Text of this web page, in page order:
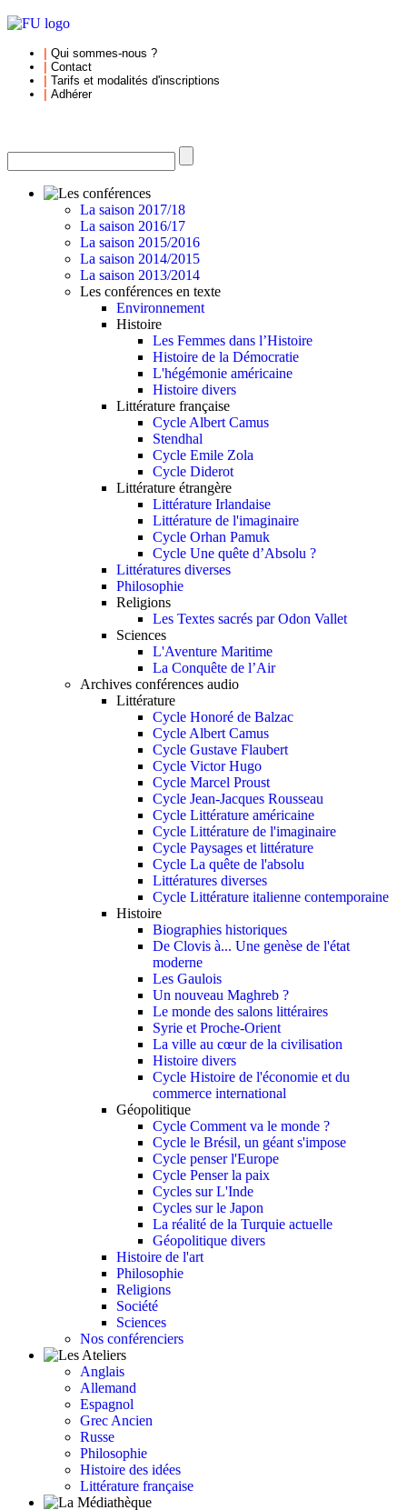
Qui sommes-nous ?
Contact
Tarifs et modalités d'inscriptions
Adhérer
La saison 2017/18
La saison 2016/17
La saison 2015/2016
La saison 2014/2015
La saison 2013/2014
Les conférences en texte
Environnement
Histoire
Les Femmes dans l’Histoire
Histoire de la Démocratie
L'hégémonie américaine
Histoire divers
Littérature française
Cycle Albert Camus
Stendhal
Cycle Emile Zola
Cycle Diderot
Littérature étrangère
Littérature Irlandaise
Littérature de l'imaginaire
Cycle Orhan Pamuk
Cycle Une quête d’Absolu ?
Littératures diverses
Philosophie
Religions
Les Textes sacrés par Odon Vallet
Sciences
L'Aventure Maritime
La Conquête de l’Air
Archives conférences audio
Littérature
Cycle Honoré de Balzac
Cycle Albert Camus
Cycle Gustave Flaubert
Cycle Victor Hugo
Cycle Marcel Proust
Cycle Jean-Jacques Rousseau
Cycle Littérature américaine
Cycle Littérature de l'imaginaire
Cycle Paysages et littérature
Cycle La quête de l'absolu
Littératures diverses
Cycle Littérature italienne contemporaine
Histoire
Biographies historiques
De Clovis à... Une genèse de l'état
moderne
Les Gaulois
Un nouveau Maghreb ?
Le monde des salons littéraires
Syrie et Proche-Orient
La ville au cœur de la civilisation
Histoire divers
Cycle Histoire de l'économie et du
commerce international
Géopolitique
Cycle Comment va le monde ?
Cycle le Brésil, un géant s'impose
Cycle penser l'Europe
Cycle Penser la paix
Cycles sur L'Inde
Cycles sur le Japon
La réalité de la Turquie actuelle
Géopolitique divers
Histoire de l'art
Philosophie
Religions
Société
Sciences
Nos conférenciers
Anglais
Allemand
Espagnol
Grec Ancien
Russe
Philosophie
Histoire des idées
Littérature française